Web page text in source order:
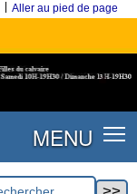
Aller au pied de page
MENU